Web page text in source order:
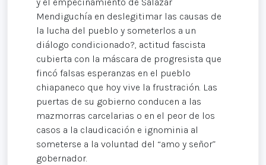
Mendiguchía en deslegitimar las causas de
la lucha del pueblo y someterlos a un
diálogo condicionado?, actitud fascista
cubierta con la máscara de progresista que
fincó falsas esperanzas en el pueblo
chiapaneco que hoy vive la frustración. Las
puertas de su gobierno conducen a las
mazmorras carcelarias o en el peor de los
casos a la claudicación e ignominia al
someterse a la voluntad del “amo y señor”
gobernador.